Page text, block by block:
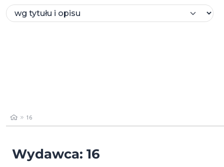
16
Wydawca: 16